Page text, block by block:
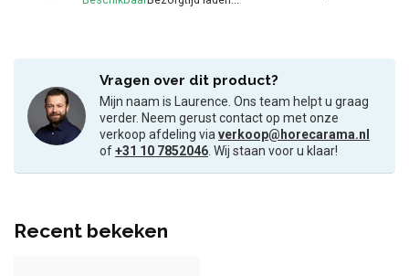
Vragen over dit product?
Mijn naam is Laurence. Ons team helpt u graag
verder. Neem gerust contact op met onze
verkoop afdeling viaverkoop@horecarama.nl
of+31 10 7852046. Wij staan voor u klaar!
Recent bekeken